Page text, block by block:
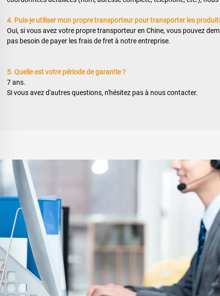
4. Puis-je utiliser mon propre transporteur pour transporter les
Oui, si vous avez votre propre transporteur en Chine, vous pouvez
pas besoin de payer les frais de fret à notre entreprise.
5. Quelle est votre période de garantie ?
7 ans.
Si vous avez d'autres questions, n'hésitez pas à nous contacter.